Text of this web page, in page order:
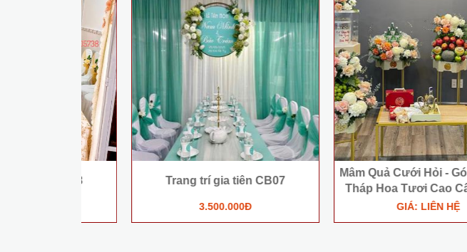
Trang trí gia tiên CB07
3.500.000Đ
Mâm Quả Cưới Hỏi - Gói Quả Kết
Tháp Hoa Tươi Cao Cấp MQ12
GIÁ: LIÊN HỆ